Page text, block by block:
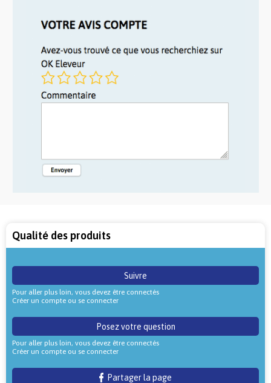
Qualité des produits
Suivre
Pour aller plus loin, vous devez être connectés
Créer un compte ou se connecter
Posez votre question
Pour aller plus loin, vous devez être connectés
Créer un compte ou se connecter
Partager la page